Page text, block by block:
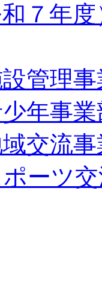
７年度
管理
年事業
交流
ーツ